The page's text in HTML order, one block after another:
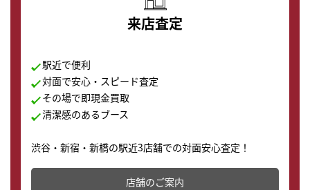
来店査定
駅近で便利
対面で安心・スピード査定
その場で即現金買取
清潔感のあるブース
渋谷・新宿・新橋の駅近3店舗での対面安心査定！
その場で現金買取致します。渋谷本店では、時計販売の
店舗を併設しており、下取りに出してお得に新しい時計
店舗のご案内